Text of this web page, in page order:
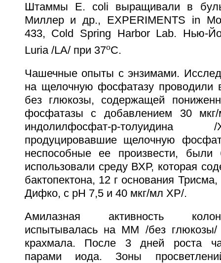
Штаммы E. coli выращивали в
Миллер и др., EXPERIMENTS in
433, Cold Spring Harbor Lab. Нью-
Luria /LA/ при 37oC.
Чашечные опыты с энзимами.
на щелочную фосфатазу
без глюкозы, содержащей
фосфатазы с добавлением 30 мкг/
индолилфосфат-р-
продуцировавшие щелочную
неспособные ее произвести,
использовали среду ВХР, которая
бактопектона, 12 г основания
Дифко, с pH 7,5 и 40 мкг/мл ХР/.
Амилазная активность
испытывалась на ММ /без
крахмала. После 3 дней роста
парами иода. Зоны